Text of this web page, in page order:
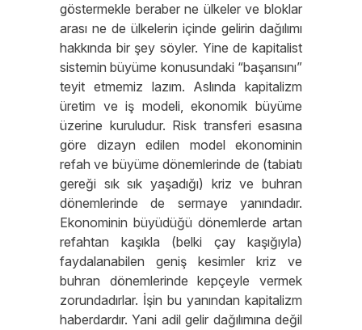
göstermekle beraber ne ülkeler ve bloklar
arası ne de ülkelerin içinde gelirin dağılımı
hakkında bir şey söyler. Yine de kapitalist
sistemin büyüme konusundaki “başarısını”
teyit etmemiz lazım. Aslında kapitalizm
üretim ve iş modeli, ekonomik büyüme
üzerine kuruludur. Risk transferi esasına
göre dizayn edilen model ekonominin
refah ve büyüme dönemlerinde de (tabiatı
gereği sık sık yaşadığı) kriz ve buhran
dönemlerinde de sermaye yanındadır.
Ekonominin büyüdüğü dönemlerde artan
refahtan kaşıkla (belki çay kaşığıyla)
faydalanabilen geniş kesimler kriz ve
buhran dönemlerinde kepçeyle vermek
zorundadırlar. İşin bu yanından kapitalizm
haberdardır. Yani adil gelir dağılımına değil